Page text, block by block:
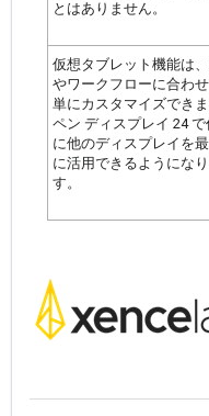
とはありません。
仮想タブレット機能は
やワークフローに合わ
単にカスタマイズできま
ペン ディスプレイ 24 で
に他のディスプレイを
に活用できるようになり
す。